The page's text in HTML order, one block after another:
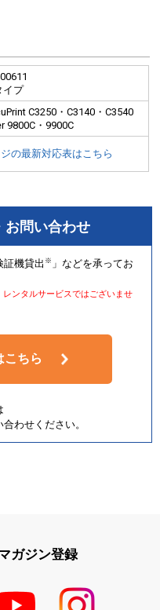
イプ
C3250・C3140・C3540
9800C・9900C
の最新対応表はこちら
お問い合わせ
証機貸出 ※ 」などを承ってお
ンタルサービスではございませ
こちら
わせください。
ガジン登録